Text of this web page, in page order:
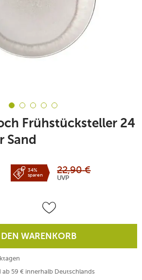
Frühstücksteller 24
Sand
34%
sparen
22,90 €
UVP
DEN WARENKORB
ab 59 € innerhalb Deutschlands